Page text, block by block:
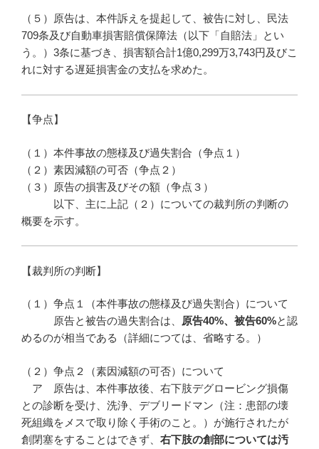
（５）原告は、本件訴えを提起して、被告に対し、民法
709条及び自動車損害賠償保障法（以下「自賠法」とい
う。）3条に基づき、損害額合計1億0,299万3,743円及びこ
れに対する遅延損害金の支払を求めた。
【争点】
（１）本件事故の態様及び過失割合（争点１）
（２）素因減額の可否（争点２）
（３）原告の損害及びその額（争点３）
以下、主に上記（２）についての裁判所の判断の
概要を示す。
【裁判所の判断】
（１）争点１（本件事故の態様及び過失割合）について
原告と被告の過失割合は、
原告40%、被告60%と認
めるのが相当である（詳細につては、省略する。）
（２）争点２（素因減額の可否）について
ア 原告は、本件事故後、右下肢デグロービング損傷
との診断を受け、洗浄、デブリードマン（注：患部の壊
死組織をメスで取り除く手術のこと。）が施行されたが
創閉塞をすることはできず、 右下肢の創部については汚